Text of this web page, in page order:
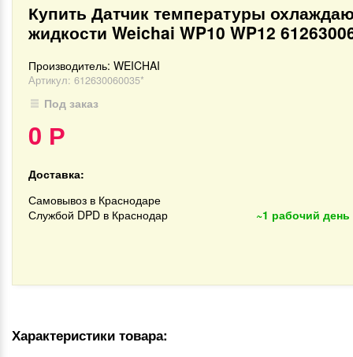
Купить Датчик температуры
жидкости Weichai WP10 WP12
Производитель: WEICHAI
Артикул: 612630060035*
Под заказ
0 Р
Доставка:
Самовывоз в Краснодаре
Службой DPD в Краснодар
~1 рабочий день
Характеристики товара: